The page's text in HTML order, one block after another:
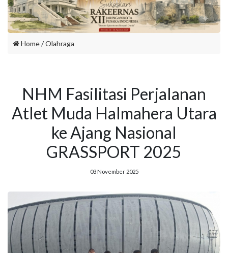
Home/Olahraga
NHM Fasilitasi Perjalanan
Atlet Muda Halmahera Utara
ke Ajang Nasional
GRASSPORT 2025
03 November 2025